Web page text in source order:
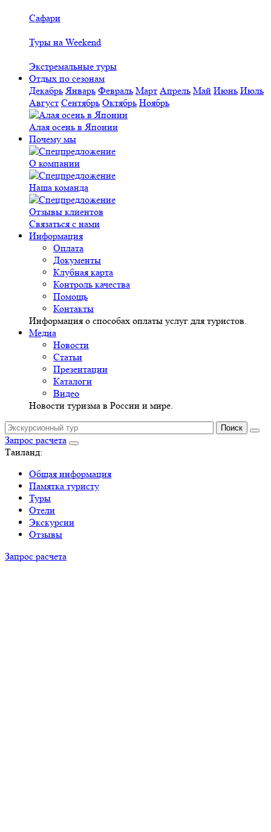
Сафари
Туры на Weekend
Экстремальные туры
Отдых по сезонам
Декабрь Январь Февраль Март Апрель Май Июнь Июль
Август Сентябрь Октябрь Ноябрь
Алая осень в Японии
Почему мы
О компании
Наша команда
Отзывы клиентов
Связаться с нами
Информация
Оплата
Документы
Клубная карта
Контроль качества
Помощь
Контакты
Информация о способах оплаты услуг для туристов.
Медиа
Новости
Статьи
Презентации
Каталоги
Видео
Новости туризма в России и мире.
Запрос расчета
Таиланд:
Общая информация
Памятка туристу
Туры
Отели
Экскурсии
Отзывы
Запрос расчета